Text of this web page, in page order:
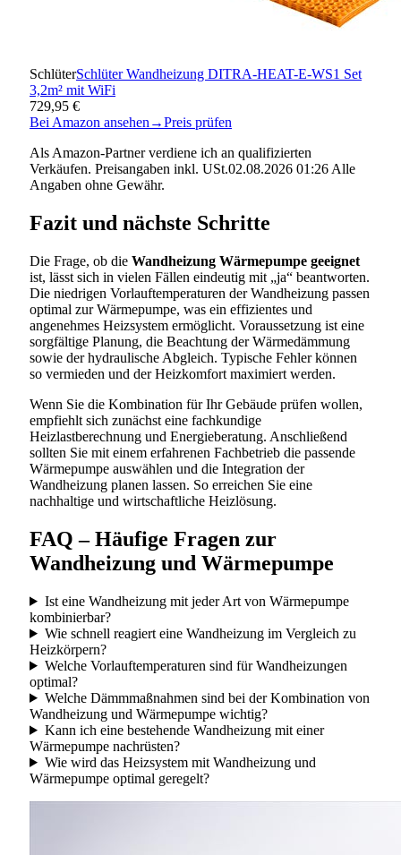
SchlüterSchlüter Wandheizung DITRA-HEAT-E-WS1 Set
3,2m² mit WiFi
729,95 €
Bei Amazon ansehen →Preis prüfen
Als Amazon-Partner verdiene ich an qualifizierten
Verkäufen. Preisangaben inkl. USt.02.08.2026 01:26 Alle
Angaben ohne Gewähr.
Fazit und nächste Schritte
Die Frage, ob die Wandheizung Wärmepumpe geeignet
ist, lässt sich in vielen Fällen eindeutig mit „ja“ beantworten.
Die niedrigen Vorlauftemperaturen der Wandheizung passen
optimal zur Wärmepumpe, was ein effizientes und
angenehmes Heizsystem ermöglicht. Voraussetzung ist eine
sorgfältige Planung, die Beachtung der Wärmedämmung
sowie der hydraulische Abgleich. Typische Fehler können
so vermieden und der Heizkomfort maximiert werden.
Wenn Sie die Kombination für Ihr Gebäude prüfen wollen,
empfiehlt sich zunächst eine fachkundige
Heizlastberechnung und Energieberatung. Anschließend
sollten Sie mit einem erfahrenen Fachbetrieb die passende
Wärmepumpe auswählen und die Integration der
Wandheizung planen lassen. So erreichen Sie eine
nachhaltige und wirtschaftliche Heizlösung.
FAQ – Häufige Fragen zur
Wandheizung und Wärmepumpe
Ist eine Wandheizung mit jeder Art von Wärmepumpe
kombinierbar?
Wie schnell reagiert eine Wandheizung im Vergleich zu
Heizkörpern?
Welche Vorlauftemperaturen sind für Wandheizungen
optimal?
Welche Dämmmaßnahmen sind bei der Kombination von
Wandheizung und Wärmepumpe wichtig?
Kann ich eine bestehende Wandheizung mit einer
Wärmepumpe nachrüsten?
Wie wird das Heizsystem mit Wandheizung und
Wärmepumpe optimal geregelt?